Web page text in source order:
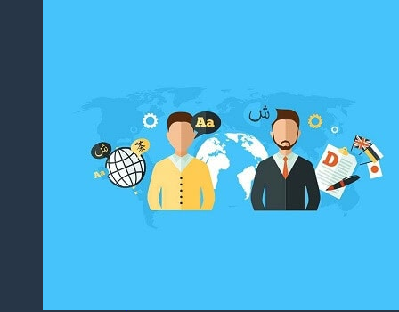
Thuốc
Dịch Thuật
Chuyên
Ngành
Dịch
Thuật